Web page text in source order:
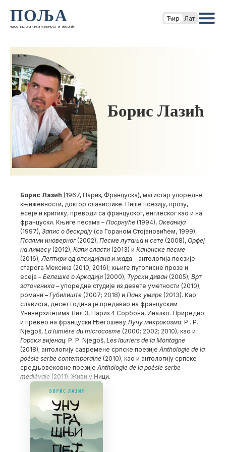
ПОЉА
часопис за књижевност и теорију
Ћир Лат
Борис Лазић
Борис Лазић (1967, Париз, Француска), магистар упоредне
књижевности, доктор славистике. Пише поезију, прозу,
есеје и критику, преводи са француског, енглеског као и на
француски. Књиге песама – Посрнуће (1994), Океанија
(1997), Запис о бескрају (са Гораном Стојановићем, 1999),
Псалми иноверног(2002), Песме лутања и сете (2008), Орфеј
на лимесу (2012), Капи сласти (2013) и Канонске песме
(2016); Лептири од опсидијана и жада – антологија поезије
старога Мексика (2010; 2016); књиге путописне прозе и
есеја – Белешке о Аркадији (2000), Турски диван (2005); Врт
заточеника – упоредне студије из девете уметности (2010);
романи – Губилиште (2007; 2018) и Панк умире (2013). Као
слависта, десет година је предавао на француским
Универзитетима Лил 3, Париз 4 Сорбона, Иналко. Приредио
и превео на француски Његошеву Лучу микрокозма: P . P.
Njegoš, La lumière du microcosme (2000; 2002; 2010), као и
Горски вијенац: P. P. Njegoš, Les lauriers de la Montagne
(2018); антологију савремене српске поезије Anthologie de la
poésie serbe contemporaine (2010), као и антологију српске
средњовековне поезије Anthologie de la poésie serbe
médiévale (2011). Живи у Ници.